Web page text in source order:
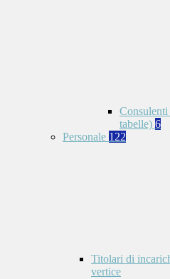
tabelle) 6
Personale 122
Titolari di
vertice